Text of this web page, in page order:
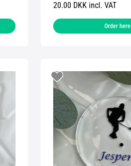
20.00 DKK incl. VAT
Order here